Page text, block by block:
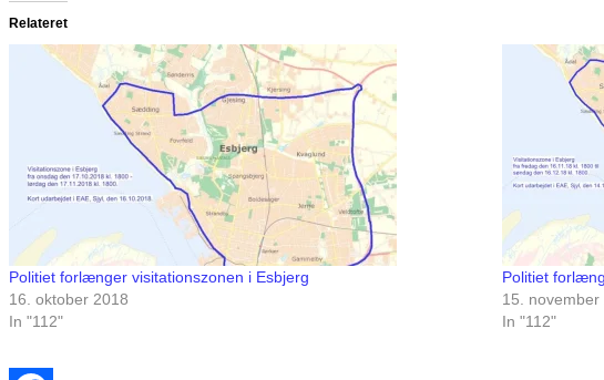
Relateret
Politiet forlænger visitationszonen i Esbjerg
16. oktober 2018
In "112"
Politiet
15. november
In "112"